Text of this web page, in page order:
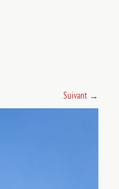
Suivant →